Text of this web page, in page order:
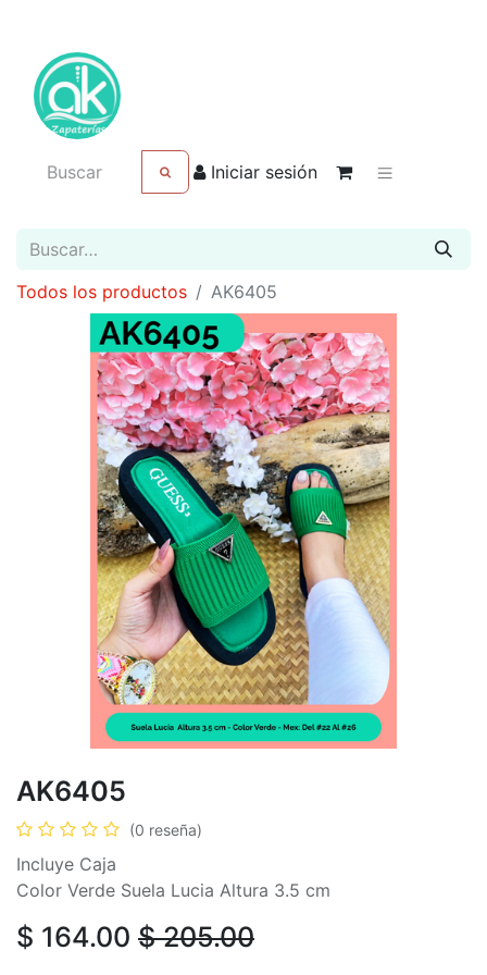
Iniciar sesión
Todos los productos AK6405
AK6405
(0 reseña)
Incluye Caja
Color Verde Suela Lucia Altura 3.5 cm
$ 164.00 $205.00